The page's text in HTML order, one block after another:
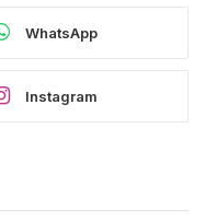
WhatsApp
Instagram